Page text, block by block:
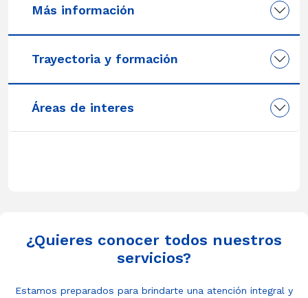
Más información
Trayectoria y formación
Áreas de interes
¿Quieres conocer todos nuestros
servicios?
Estamos preparados para brindarte una atención integral y